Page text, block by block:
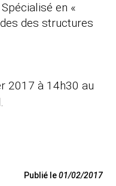
en «
des structures
2017 à 14h30 au
Publié le01/02/2017